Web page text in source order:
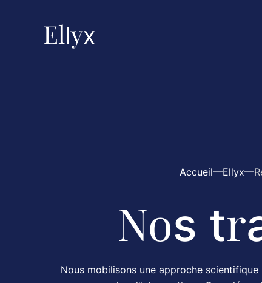
Accueil Ellyx
Nos tr
Nous mobilisons une approche